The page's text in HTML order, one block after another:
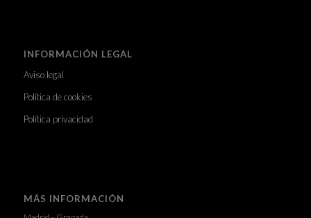
INFORMACIÓN LEGAL
Aviso legal
Política de cookies
Política privacidad
MÁS INFORMACIÓN